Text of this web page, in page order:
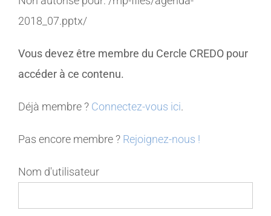
MEMBRES
CONTACT
2018_07.pptx/
Vous devez être membre du Cercle CREDO pour
accéder à ce contenu.
Déjà membre ? Connectez-vous ici.
Pas encore membre ? Rejoignez-nous !
Nom d'utilisateur